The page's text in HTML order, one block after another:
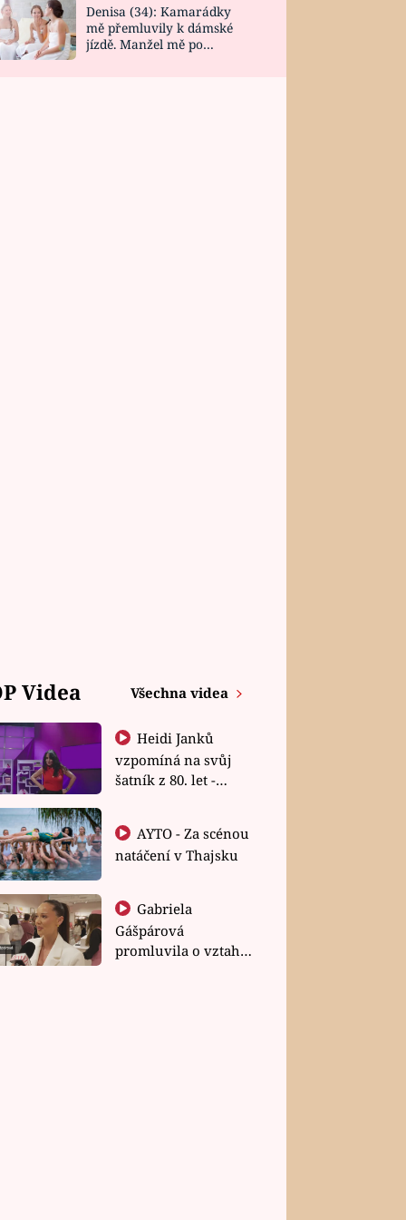
Denisa (34): Kamarádky
mě přemluvily k dámské
jízdě. Manžel mě po
Videa Všechna videa
Heidi Janků
vzpomíná na svůj
šatník z 80. let -
natáčení v Thajsku
Gabriela
Gášpárová
promluvila o vztahu